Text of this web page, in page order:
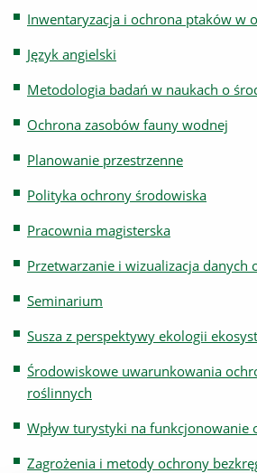
Inwentaryzacja i ochrona ptaków w
Język angielski
Metodologia badań w naukach o
Ochrona zasobów fauny wodnej
Planowanie przestrzenne
Polityka ochrony środowiska
Pracownia magisterska
Przetwarzanie i wizualizacja danych
Seminarium
Susza z perspektywy ekologii
Środowiskowe uwarunkowania
roślinnych
Wpływ turystyki na funkcjonowanie
Zagrożenia i metody ochrony